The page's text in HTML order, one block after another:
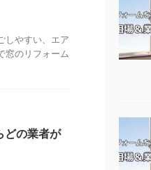
しやすい、エア
窓のリフォーム
どの業者が